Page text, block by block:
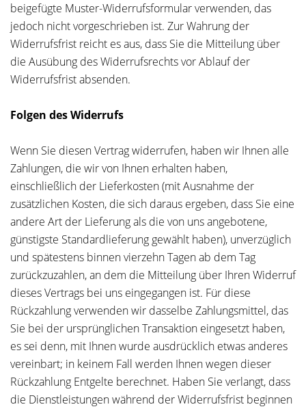
beigefügte Muster-Widerrufsformular verwenden, das
jedoch nicht vorgeschrieben ist. Zur Wahrung der
Widerrufsfrist reicht es aus, dass Sie die Mitteilung über
die Ausübung des Widerrufsrechts vor Ablauf der
Widerrufsfrist absenden.
Folgen des Widerrufs
Wenn Sie diesen Vertrag widerrufen, haben wir Ihnen alle
Zahlungen, die wir von Ihnen erhalten haben,
einschließlich der Lieferkosten (mit Ausnahme der
zusätzlichen Kosten, die sich daraus ergeben, dass Sie eine
andere Art der Lieferung als die von uns angebotene,
günstigste Standardlieferung gewählt haben), unverzüglich
und spätestens binnen vierzehn Tagen ab dem Tag
zurückzuzahlen, an dem die Mitteilung über Ihren Widerruf
dieses Vertrags bei uns eingegangen ist. Für diese
Rückzahlung verwenden wir dasselbe Zahlungsmittel, das
Sie bei der ursprünglichen Transaktion eingesetzt haben,
es sei denn, mit Ihnen wurde ausdrücklich etwas anderes
vereinbart; in keinem Fall werden Ihnen wegen dieser
Rückzahlung Entgelte berechnet. Haben Sie verlangt, dass
die Dienstleistungen während der Widerrufsfrist beginnen